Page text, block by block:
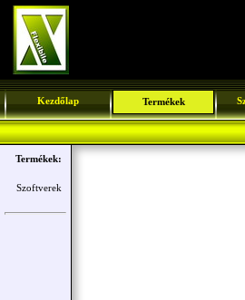
Kezdőlap Termékek
Termékek:
Szoftverek